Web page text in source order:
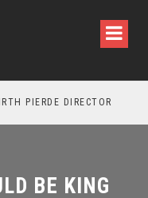
PIERDE DIRECTOR
BE KING